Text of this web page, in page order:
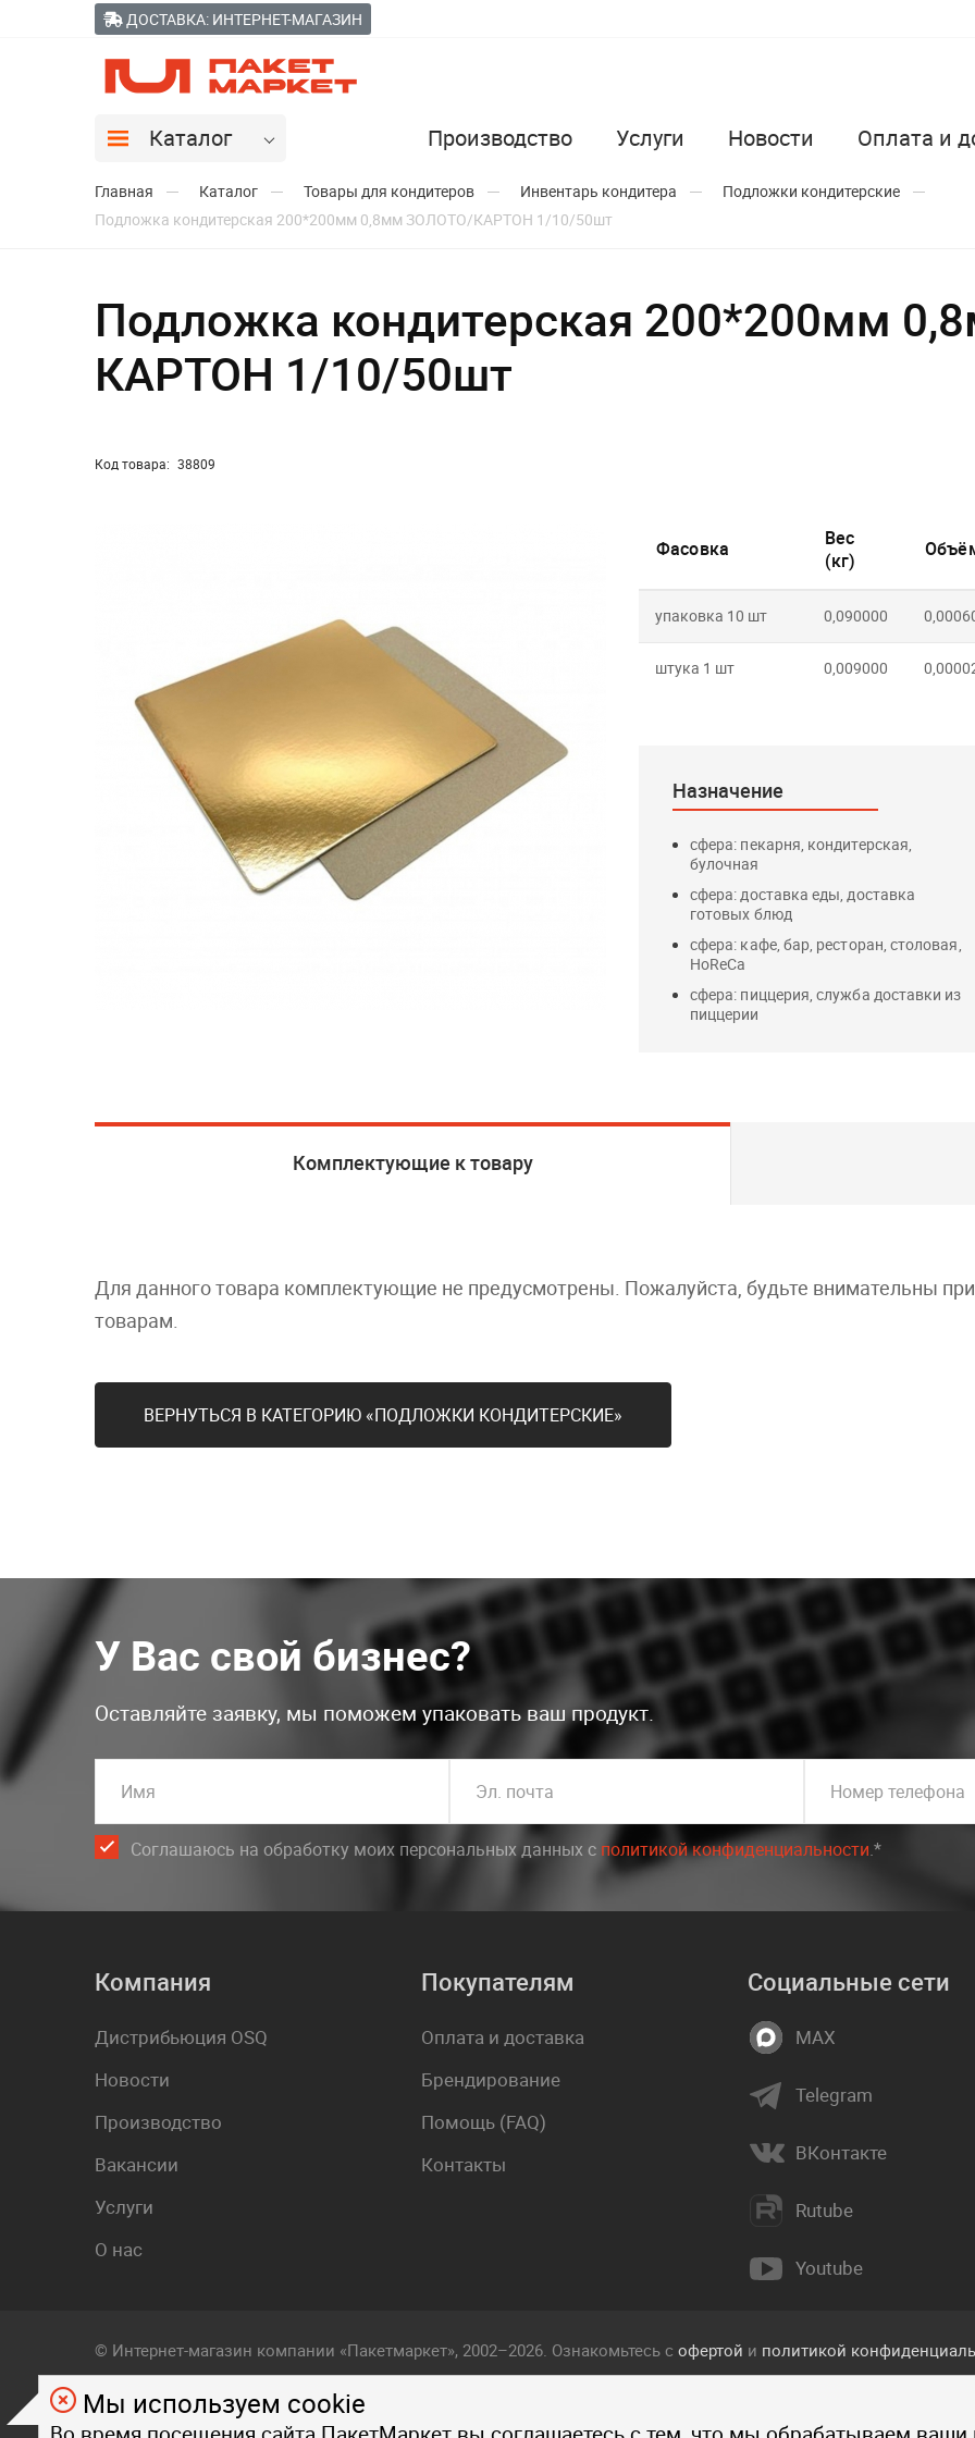
ДОСТАВКА: ИНТЕРНЕТ-МАГАЗИН
Каталог Производство Услуги Новости Оплата и
Главная Каталог Товары для кондитеров Инвентарь кондитера
Подложки кондитерские
Подложка кондитерская 200*200мм 0,8мм ЗОЛОТО/КАРТОН 1/10/50шт
Подложка кондитерская 200*200мм
КАРТОН 1/10/50шт
Код товара: 38809
Фасовка
Вес
(кг)
упаковка 10 шт 0,090000
штука 1 шт 0,009000
Назначение
сфера: пекарня, кондитерская,
булочная
сфера: доставка еды, доставка
готовых блюд
сфера: кафе, бар, ресторан, столовая,
HoReCa
сфера: пиццерия, служба доставки из
пиццерии
Комплектующие к товару
Для данного товара комплектующие не предусмотрены. Пожалуйста, будьте внимательны
товарам.
ВЕРНУТЬСЯ В КАТЕГОРИЮ «ПОДЛОЖКИ КОНДИТЕРСКИЕ»
У Вас свой бизнес?
Оставляйте заявку, мы поможем упаковать ваш продукт.
Имя Эл. почта Номер телефона
Соглашаюсь на обработку моих персональных данных c политикой конфиденциальности.*
Мы используем cookie
Компания
Дистрибьюция OSQ
Новости
Производство
Вакансии
Услуги
О нас
Покупателям
Оплата и доставка
Брендирование
Помощь (FAQ)
Контакты
Социальные сети
MAX
Telegram
ВКонтакте
Rutube
Youtube
© Интернет-магазин компании «Пакетмаркет», 2002–2026. Ознакомьтесь с офертой и политикой
Любой визуальный и фирменный стиль, контент, текст, фотографии, изображения, и другие объекты,
на страницах данного сайта, являются объектом прав интеллектуальной собственности компании